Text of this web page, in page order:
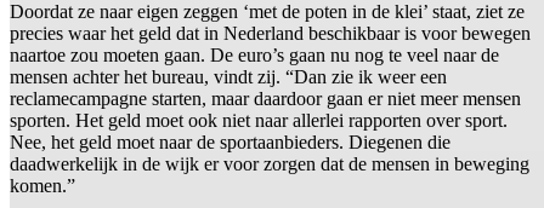
Doordat ze naar eigen zeggen ‘met de poten in de klei’ staat, ziet ze
precies waar het geld dat in Nederland beschikbaar is voor bewegen
naartoe zou moeten gaan. De euro’s gaan nu nog te veel naar de
mensen achter het bureau, vindt zij. “Dan zie ik weer een
reclamecampagne starten, maar daardoor gaan er niet meer mensen
sporten. Het geld moet ook niet naar allerlei rapporten over sport.
Nee, het geld moet naar de sportaanbieders. Diegenen die
daadwerkelijk in de wijk er voor zorgen dat de mensen in beweging
komen.”